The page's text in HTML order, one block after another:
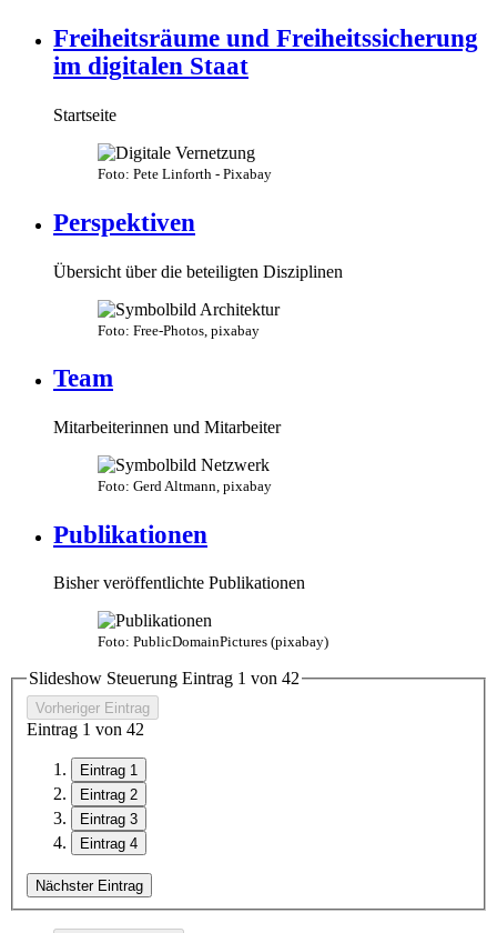
Freiheitsräume und Freiheitssicherung
im digitalen Staat
Startseite
Foto: Pete Linforth - Pixabay
Perspektiven
Übersicht über die beteiligten Disziplinen
Foto: Free-Photos, pixabay
Team
Mitarbeiterinnen und Mitarbeiter
Foto: Gerd Altmann, pixabay
Publikationen
Bisher veröffentlichte Publikationen
Foto: PublicDomainPictures (pixabay)
Slideshow Steuerung Eintrag 1 von 42
Vorheriger Eintrag
Eintrag 1 von 42
Eintrag 1
Eintrag 2
Eintrag 3
Eintrag 4
Nächster Eintrag